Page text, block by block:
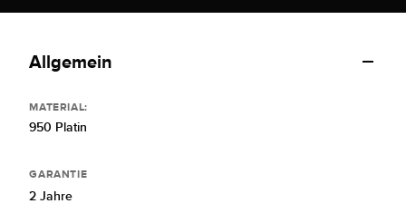
Allgemein
MATERIAL:
950 Platin
GARANTIE
2 Jahre